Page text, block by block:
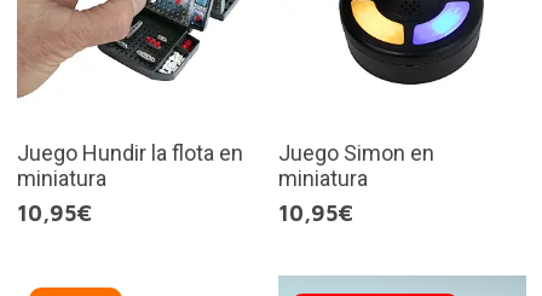
Juego Hundir la flota en
miniatura
10,95€
Juego Simon en
miniatura
10,95€